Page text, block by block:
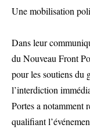
Une mobilisation
Dans leur
du Nouveau Front
pour les soutiens du
l’interdiction
Portes a notamment
qualifiant